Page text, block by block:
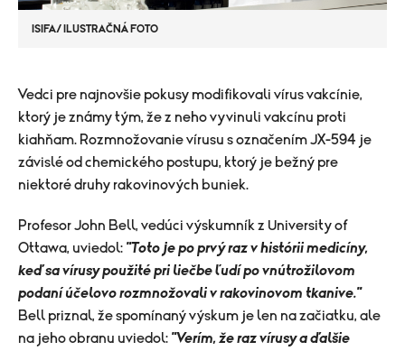
ISIFA/ ILUSTRAČNÁ FOTO
Vedci pre najnovšie pokusy modifikovali vírus vakcínie,
ktorý je známy tým, že z neho vyvinuli vakcínu proti
kiahňam. Rozmnožovanie vírusu s označením JX-594 je
závislé od chemického postupu, ktorý je bežný pre
niektoré druhy rakovinových buniek.
Profesor John Bell, vedúci výskumník z University of
Ottawa, uviedol: "Toto je po prvý raz v histórii medicíny,
keď sa vírusy použité pri liečbe ľudí po vnútrožilovom
podaní účelovo rozmnožovali v rakovinovom tkanive."
Bell priznal, že spomínaný výskum je len na začiatku, ale
na jeho obranu uviedol: "Verím, že raz vírusy a ďalšie